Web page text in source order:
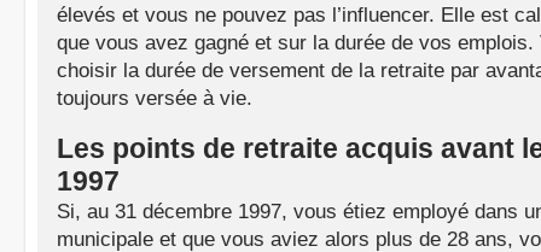
élevés et vous ne pouvez pas l’influencer. Elle est
que vous avez gagné et sur la durée de vos emplois.
choisir la durée de versement de la retraite par
toujours versée à vie.
Les points de retraite acquis avant
1997
Si, au 31 décembre 1997, vous étiez employé dans
municipale et que vous aviez alors plus de 28 ans,